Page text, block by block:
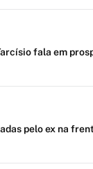
fala em
pelo ex na